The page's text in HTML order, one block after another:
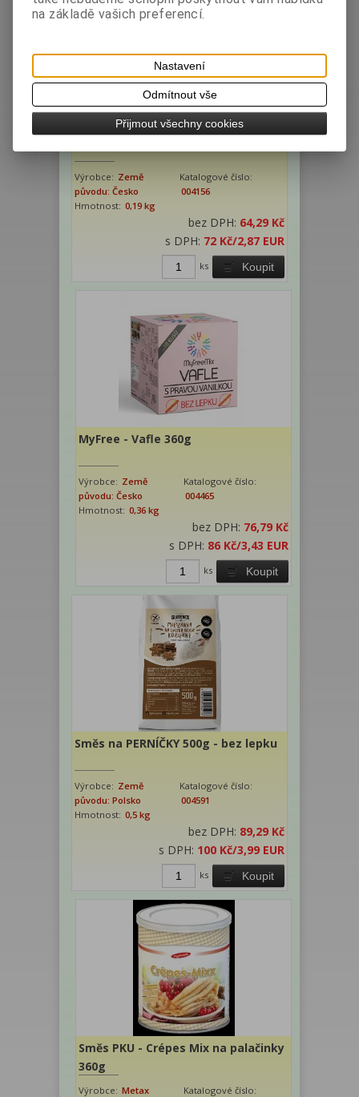
MyFree - Palačinky 190g
Výrobce: Země
původu: Česko
Katalogové číslo:
004156
Hmotnost: 0,19 kg
bez DPH: 64,29 Kč
s DPH: 72 Kč/2,87 EUR
Koupit
ks
MyFree - Vafle 360g
Výrobce: Země
původu: Česko
Katalogové číslo:
004465
Hmotnost: 0,36 kg
bez DPH: 76,79 Kč
s DPH: 86 Kč/3,43 EUR
Koupit
ks
Směs na PERNÍČKY 500g - bez lepku
Výrobce: Země
původu: Polsko
Katalogové číslo:
004591
Hmotnost: 0,5 kg
bez DPH: 89,29 Kč
s DPH: 100 Kč/3,99 EUR
Koupit
ks
Směs PKU - Crépes Mix na palačinky
360g
Výrobce: Metax
Katalogové číslo:
na základě vašich preferencí.
Nastavení
Odmítnout vše
Přijmout všechny cookies